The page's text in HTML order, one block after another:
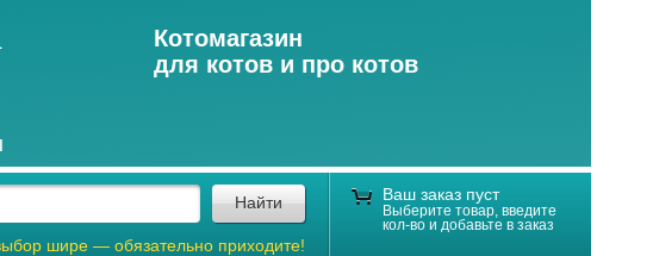
Котомагазин
для котов и про котов
Ваш заказ пуст
Выберите товар, введите
кол-во и добавьте в заказ
Найти
шире — обязательно приходите!